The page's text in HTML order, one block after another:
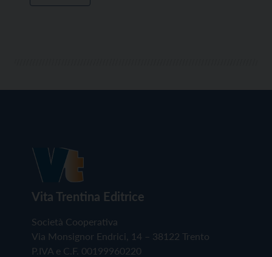
Vita Trentina Editrice
Società Cooperativa
Via Monsignor Endrici, 14 – 38122 Trento
P.IVA e C.F. 00199960220